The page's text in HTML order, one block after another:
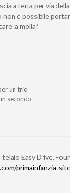
a terra per via della
non è possibile
la molla?
un trio
secondo
Easy Drive,
primainfanzia-